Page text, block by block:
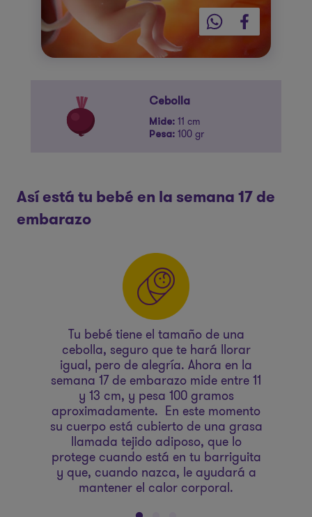
Cebolla
Mide: 11 cm
Pesa: 100 gr
Así está tu bebé en la semana 17 de
embarazo
Tu bebé tiene el tamaño de una
cebolla, seguro que te hará llorar
igual, pero de alegría. Ahora en la
semana 17 de embarazo mide entre 11
y 13 cm, y pesa 100 gramos
aproximadamente. En este momento
su cuerpo está cubierto de una grasa
llamada tejido adiposo, que lo
protege cuando está en tu barriguita
y que, cuando nazca, le ayudará a
mantener el calor corporal.